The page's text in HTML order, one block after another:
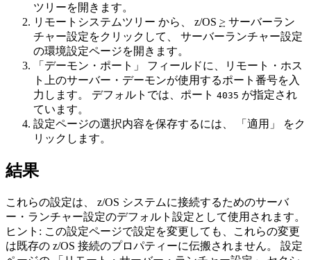
ツリーを開きます。
リモートシステムツリー から、 z/OS > サーバーラン
チャー設定をクリックして、 サーバーランチャー設定
の環境設定ページを開きます。
「デーモン・ポート」
フィールドに、リモート・ホス
ト上のサーバー・デーモンが使用するポート番号を入
力します。 デフォルトでは、ポート 4035 が指定され
ています。
設定ページの選択内容を保存するには、
「適用」
をク
リックします。
結果
これらの設定は、 z/OS システムに接続するためのサーバ
ー・ランチャー設定のデフォルト設定として使用されます。
ヒント: この設定ページで設定を変更しても、これらの変更
は既存の z/OS 接続のプロパティーに伝搬されません。 設定